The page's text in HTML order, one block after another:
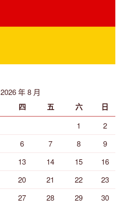
2026 年 8 月
四 五 六 日
1
2
6 7 8
9
13 14 15
16
20 21 22
23
27 28 29
30